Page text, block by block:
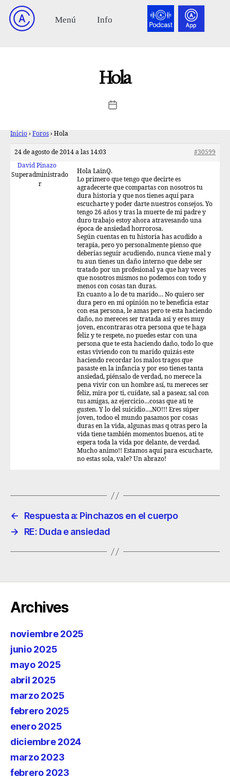
Hola
Inicio › Foros › Hola
24 de agosto de 2014 a las 14:03
#30599
David Pinazo
Superadministrado
r
Hola LainQ.
Lo primero que tengo que decirte es
agradecerte que compartas con nosotros tu
dura historia y que nos tienes aquí para
escucharte y poder darte nuestros consejos. Yo
tengo 26 años y tras la muerte de mi padre y
duro trabajo estoy ahora atravesando una
época de ansiedad horrorosa.
Según cuentas en tu historia has acudido a
terapia, pero yo personalmente pienso que
deberías seguir acudiendo, nunca viene mal y
tu aun tienes un daño interno que debe ser
tratado por un profesional ya que hay veces
que nosotros mismos no podemos con todo y
menos con cosas tan duras.
En cuanto a lo de tu marido… No quiero ser
dura pero en mi opinión no te beneficia estar
con esa persona, le amas pero te esta haciendo
daño, no mereces ser tratada asi y eres muy
joven, encontraras otra persona que te haga
feliz y te respete, no puedes estar con una
persona que te esta haciendo daño, todo lo que
estas viviendo con tu marido quizás este
haciendo recordar los malos tragos que
pasaste en la infancia y por eso tienes tanta
ansiedad, piénsalo de verdad, no merece la
pena vivir con un hombre así, tu mereces ser
feliz, mira por ti, cuídate, sal a pasear, sal con
tus amigas, az ejercicio…cosas que ati te
gusten. Y lo del suicidio…,NO!!! Eres súper
joven, todoo el mundo pasamos por cosas
duras en la vida, algunas mas q otras pero la
vida tiene también momentos buenos, ati te
espera toda la vida por delante, de verdad.
Mucho animo!! Estamos aquí para escucharte,
no estas sola, vale? Un abrazo!
←
Respuesta a: Pinchazos en el cuerpo
→
RE: Duda e ansiedad
Archives
noviembre 2025
junio 2025
mayo 2025
abril 2025
marzo 2025
febrero 2025
enero 2025
diciembre 2024
marzo 2023
febrero 2023